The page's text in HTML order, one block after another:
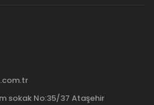
sokak No:35/37 Ataşehir